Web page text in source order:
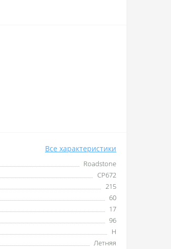
Все характеристики
Roadstone
CP672
215
60
17
96
H
Летняя